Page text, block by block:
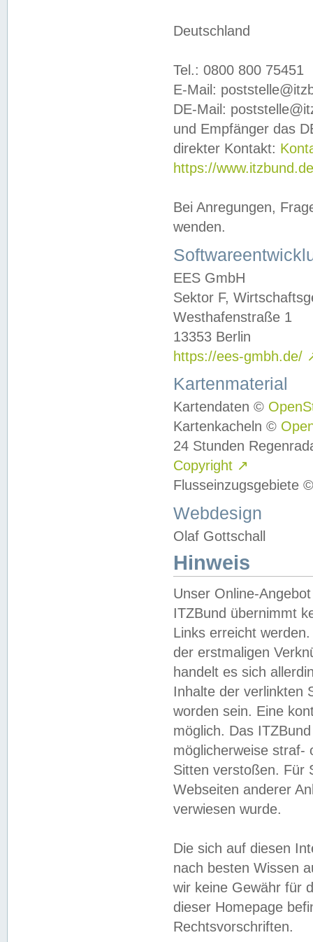
Deutschland
Tel.: 0800 800 75451
E-Mail:
DE-Mail:
und Empfänger das
direkter Kontakt:
https://
Bei Anregungen,
wenden.
EES GmbH
Sektor F,
Westhafenstraße 1
13353 Berlin
https://ees-gmbh.de/
Kartenmaterial
Kartendaten ©
Kartenkacheln ©
24 Stunden
Copyright ↗
Flusseinzugsgebiete
Webdesign
Olaf Gottschall
Hinweis
Unser Online-
ITZBund übernimmt
Links erreicht
der erstmaligen
handelt es sich
Inhalte der verlinkten
worden sein. Eine
möglich. Das
möglicherweise straf-
Sitten verstoßen. Für
Webseiten anderer
verwiesen wurde.
Die sich auf diesen
nach besten Wissen
wir keine Gewähr für
dieser Homepage
Rechtsvorschriften.